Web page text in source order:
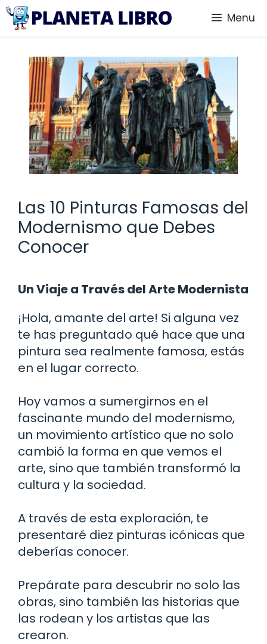
Saltar
Menu
Las 10 Pinturas Famosas del
Modernismo que Debes
Conocer
Un Viaje a Través del Arte Modernista
¡Hola, amante del arte! Si alguna vez
te has preguntado qué hace que una
pintura sea realmente famosa, estás
en el lugar correcto.
Hoy vamos a sumergirnos en el
fascinante mundo del modernismo,
un movimiento artístico que no solo
cambió la forma en que vemos el
arte, sino que también transformó la
cultura y la sociedad.
A través de esta exploración, te
presentaré diez pinturas icónicas que
deberías conocer.
Prepárate para descubrir no solo las
obras, sino también las historias que
las rodean y los artistas que las
crearon.